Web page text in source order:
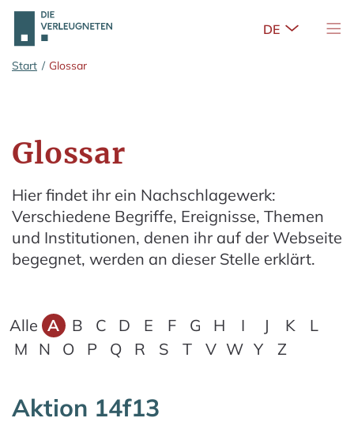
Zum Hauptinhalt springen
Start / Glossar
Glossar
Hier findet ihr ein Nachschlagewerk:
Verschiedene Begriffe, Ereignisse, Themen
und Institutionen, denen ihr auf der Webseite
begegnet, werden an dieser Stelle erklärt.
Alle A B C D E F G H I J K
L
M
N O P Q R S T V W Y Z
Es gibt 11 Ergebnisse für deine Suche.
Aktion 14f13